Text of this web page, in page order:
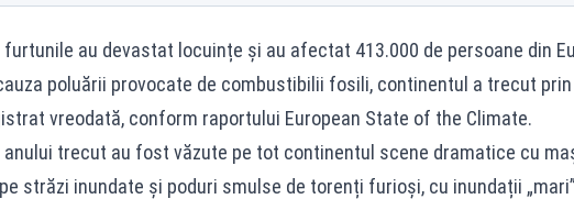
au devastat locuințe și au afectat 413.000 de persoane din
poluării provocate de combustibilii fosili, continentul a trecut
vreodată, conform raportului European State of the Climate.
anului trecut au fost văzute pe tot continentul scene dramatice cu
străzi inundate și poduri smulse de torenți furioși, cu inundații